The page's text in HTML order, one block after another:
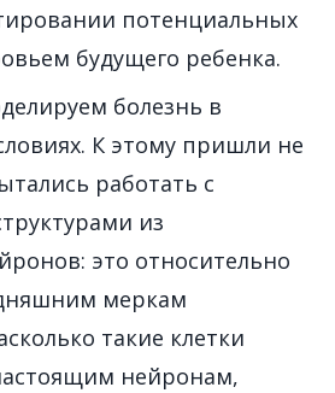
потенциальных
будущего ребенка.
болезнь в
К этому пришли не
работать с
из
это относительно
меркам
такие клетки
нейронам,